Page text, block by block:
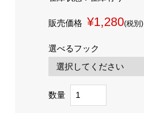
販売価格 ¥1,280(税別)
選べるフック
数量